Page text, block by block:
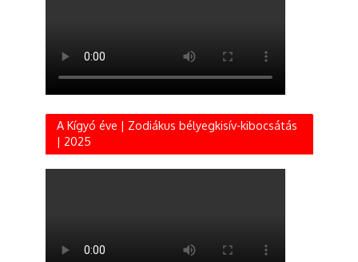
A Kígyó éve | Zodiákus bélyegkisív-kibocsátás
| 2025